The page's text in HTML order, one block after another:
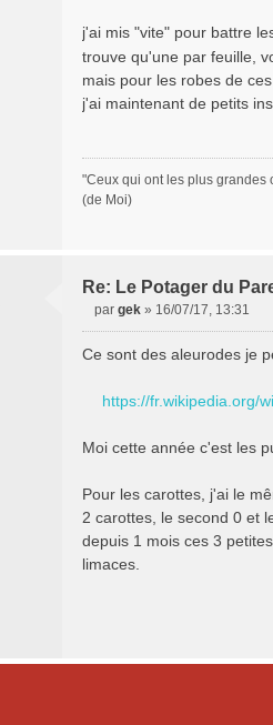
j'ai mis "vite" pour battre
trouve qu'une par feuille,
mais pour les robes de
j'ai maintenant de petits
"Ceux qui ont les plus grandes
(de Moi)
Re: Le Potager du
s
e
n
l
u
par gek » 16/07/17, 13:31
Ce sont des aleurodes je
https://fr.wikipedia.org/
Moi cette année c'est les
Pour les carottes, j'ai le
2 carottes, le second 0 et
depuis 1 mois ces 3
limaces.